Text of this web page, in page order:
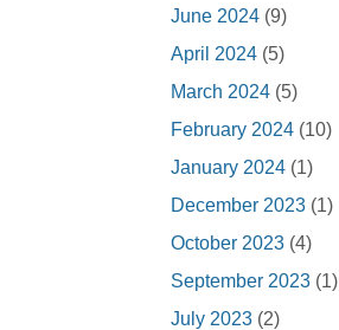
June 2024 (9)
April 2024 (5)
March 2024 (5)
February 2024 (10)
January 2024 (1)
December 2023 (1)
October 2023 (4)
September 2023 (1)
July 2023 (2)